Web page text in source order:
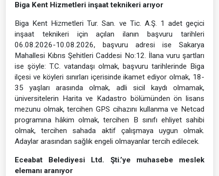
Biga Kent Hizmetleri inşaat teknikeri arıyor
Biga Kent Hizmetleri Tur. San. ve Tic. A.Ş. 1 adet geçici
inşaat teknikeri için açılan ilanın başvuru tarihleri
06.08.2026-10.08.2026, başvuru adresi ise Sakarya
Mahallesi Kıbrıs Şehitleri Caddesi No:12. İlana vuru şartları
ise şöyle: T.C. vatandaşı olmak, başvuru tarihlerinde Biga
ilçesi ve köyleri sınırları içerisinde ikamet ediyor olmak, 18-
35 yaşları arasında olmak, adli sicil kaydı olmamak,
üniversitelerin Harita ve Kadastro bölümünden ön lisans
mezunu olmak, tercihen GPS cihazını kullanma ve Netcad
programına hâkim olmak, tercihen B sınıfı ehliyet sahibi
olmak, tercihen sahada aktif çalışmaya uygun olmak.
Adaylar arasından sağlık engeli olmayanlar tercih edilecek.
Eceabat Belediyesi Ltd. Şti.’ye muhasebe meslek
elemanı aranıyor